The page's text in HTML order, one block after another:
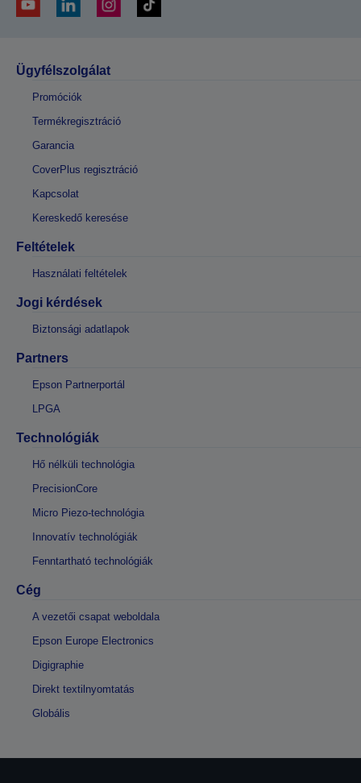
Ügyfélszolgálat
Promóciók
Termékregisztráció
Garancia
CoverPlus regisztráció
Kapcsolat
Kereskedő keresése
Feltételek
Használati feltételek
Jogi kérdések
Biztonsági adatlapok
Partners
Epson Partnerportál
LPGA
Technológiák
Hő nélküli technológia
PrecisionCore
Micro Piezo-technológia
Innovatív technológiák
Fenntartható technológiák
Cég
A vezetői csapat weboldala
Epson Europe Electronics
Digigraphie
Direkt textilnyomtatás
Globális